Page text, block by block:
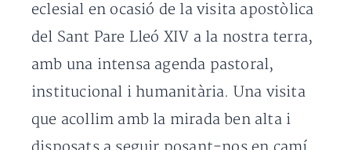
eclesial en ocasió de la visita apostòlica
del Sant Pare Lleó XIV a la nostra terra,
amb una intensa agenda pastoral,
institucional i humanitària. Una visita
que acollim amb la mirada ben alta i